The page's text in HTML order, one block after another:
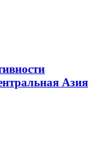
Азия